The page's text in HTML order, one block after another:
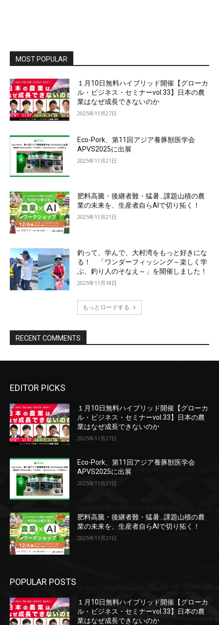
EDITOR PICKS
１月10日無料ハイブリッド開催【グローカ
ル・ビジネス・セミナーvol.33】日本の農
業はなぜ成長できないのか
2025年11月27日
Eco-Pork、第11回アジア養豚獣医学会
APVS2025に出展
2025年11月21日
肥料高騰・後継者難・猛暑…課題山積の農
業の未来を、生産者自らAIで切り拓く！
2025年11月21日
POPULAR POSTS
１月10日無料ハイブリッド開催【グローカ
ル・ビジネス・セミナーvol.33】日本の農
業はなぜ成長できないのか